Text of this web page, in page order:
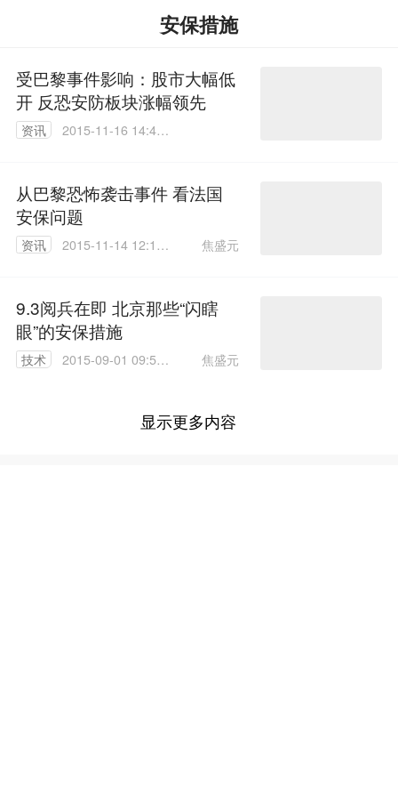
安保措施
受巴黎事件影响：股市大幅低
开 反恐安防板块涨幅领先
资讯
2015-11-16 14:45:
从巴黎恐怖袭击事件 看法国
安保问题
资讯
2015-11-14 12:17:
焦盛元
9.3阅兵在即 北京那些“闪瞎
眼”的安保措施
技术
2015-09-01 09:59:
焦盛元
显示更多内容